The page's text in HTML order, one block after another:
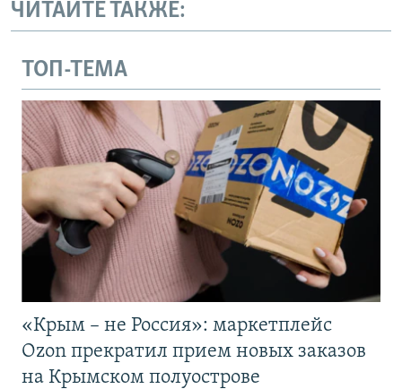
ЧИТАЙТЕ ТАКЖЕ:
ТОП-ТЕМА
«Крым – не Россия»: маркетплейс
Ozon прекратил прием новых заказов
на Крымском полуострове